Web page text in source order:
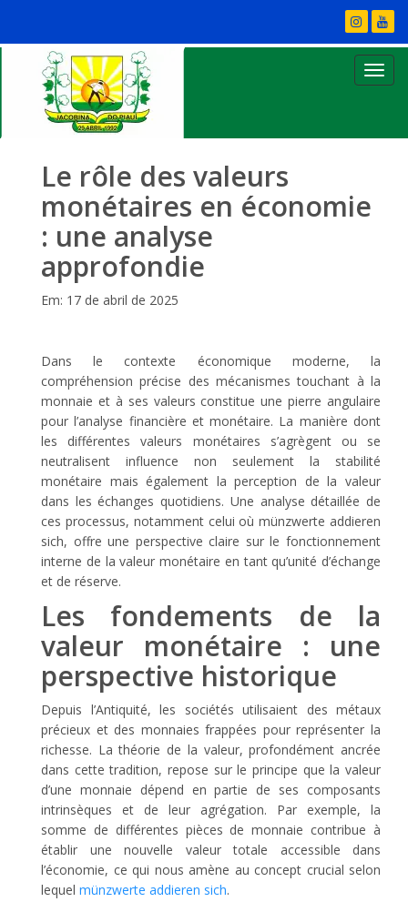
Le rôle des valeurs
monétaires en économie
: une analyse
approfondie
Em: 17 de abril de 2025
Dans le contexte économique moderne, la
compréhension précise des mécanismes touchant à la
monnaie et à ses valeurs constitue une pierre angulaire
pour l’analyse financière et monétaire. La manière dont
les différentes valeurs monétaires s’agrègent ou se
neutralisent influence non seulement la stabilité
monétaire mais également la perception de la valeur
dans les échanges quotidiens. Une analyse détaillée de
ces processus, notamment celui oùmünzwerte addieren
sich, offre une perspective claire sur le fonctionnement
interne de la valeur monétaire en tant qu’unité d’échange
et de réserve.
Les fondements de la
valeur monétaire : une
perspective historique
Depuis l’Antiquité, les sociétés utilisaient des métaux
précieux et des monnaies frappées pour représenter la
richesse. La théorie de la valeur, profondément ancrée
dans cette tradition, repose sur le principe que la valeur
d’une monnaie dépend en partie de ses composants
intrinsèques et de leur agrégation. Par exemple, la
somme de différentes pièces de monnaie contribue à
établir une nouvelle valeur totale accessible dans
l’économie, ce qui nous amène au concept crucial selon
lequel münzwerte addieren sich.